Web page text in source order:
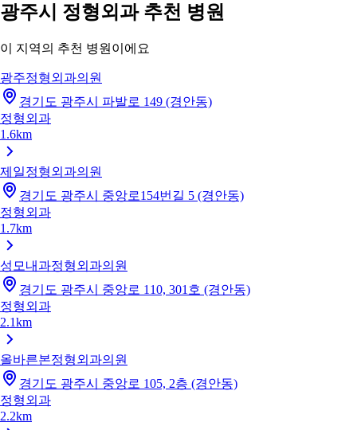
광주시 정형외과 추천 병원
이 지역의 추천 병원이에요
광주정형외과의원
경기도 광주시 파발로 149 (경안동)
정형외과
1.6km
제일정형외과의원
경기도 광주시 중앙로154번길 5 (경안동)
정형외과
1.7km
성모내과정형외과의원
경기도 광주시 중앙로 110, 301호 (경안동)
정형외과
2.1km
올바른본정형외과의원
경기도 광주시 중앙로 105, 2층 (경안동)
정형외과
2.2km